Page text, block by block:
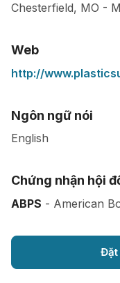
Chesterfield, MO -
Web
http://
Ngôn ngữ nói
English
Chứng nhận hội
ABPS - American
Đặt